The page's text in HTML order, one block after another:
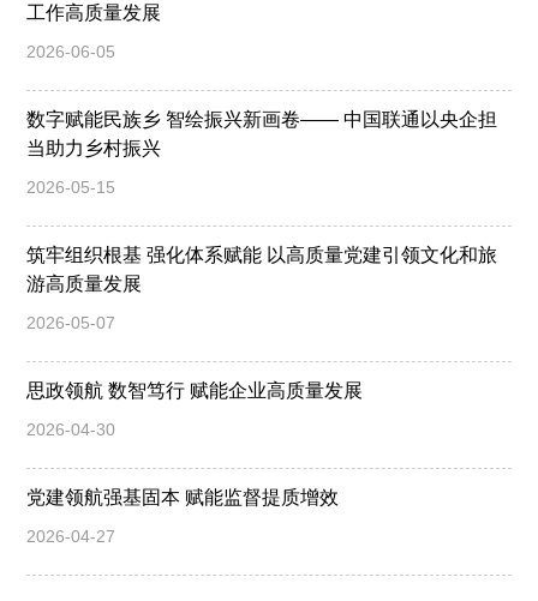
工作高质量发展
2026-06-05
数字赋能民族乡 智绘振兴新画卷—— 中国联通以央企担
当助力乡村振兴
2026-05-15
筑牢组织根基 强化体系赋能 以高质量党建引领文化和旅
游高质量发展
2026-05-07
思政领航 数智笃行 赋能企业高质量发展
2026-04-30
党建领航强基固本 赋能监督提质增效
2026-04-27